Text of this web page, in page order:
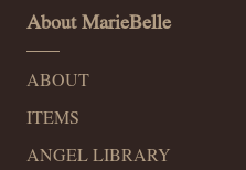
About MarieBelle
ABOUT
ITEMS
ANGEL LIBRARY